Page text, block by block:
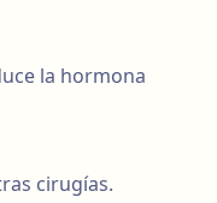
la hormona
cirugías.